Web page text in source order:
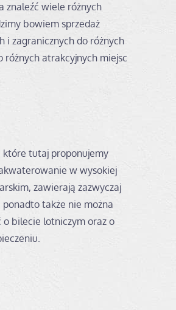
znaleźć wiele różnych
bowiem sprzedaż
i zagranicznych do różnych
różnych atrakcyjnych miejsc
które tutaj proponujemy
w wysokiej
zawierają zazwyczaj
także nie można
bilecie lotniczym oraz o